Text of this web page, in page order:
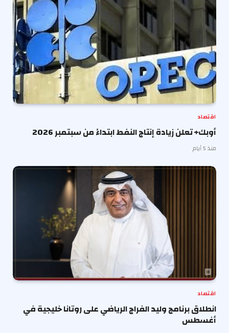
اقتصاد
أوبك+ تعلن زيادة إنتاج النفط ابتداءً من سبتمبر 2026
منذ 5 أيام
اقتصاد
انطلاق برنامج وليد الفراج الرياضي على روتانا خليجية في
أغسطس